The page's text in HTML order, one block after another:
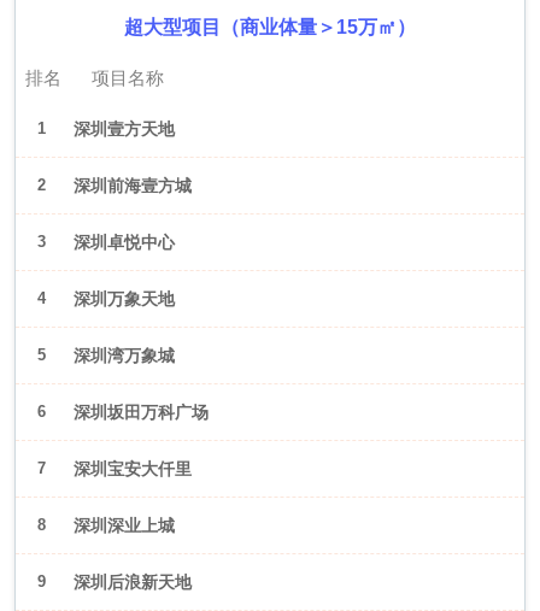
超大型项目（商业体量＞15万㎡）
排名 项目名称
1 深圳壹方天地
2 深圳前海壹方城
3 深圳卓悦中心
4 深圳万象天地
5 深圳湾万象城
6 深圳坂田万科广场
7 深圳宝安大仟里
8 深圳深业上城
9 深圳后浪新天地